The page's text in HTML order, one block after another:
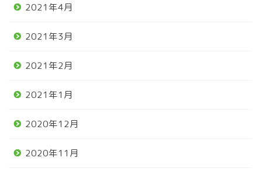
2021年4月
2021年3月
2021年2月
2021年1月
2020年12月
2020年11月